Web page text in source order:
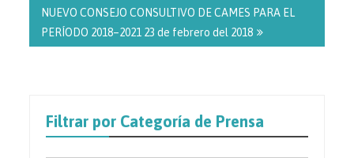
NUEVO CONSEJO CONSULTIVO DE CAMES PARA EL
PERÍODO 2018–2021 23 de febrero del 2018
Filtrar por Categoría de Prensa